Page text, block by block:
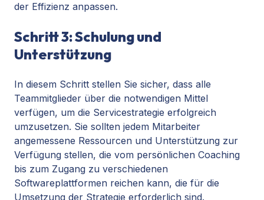
der Effizienz anpassen.
Schritt 3: Schulung und
Unterstützung
In diesem Schritt stellen Sie sicher, dass alle
Teammitglieder über die notwendigen Mittel
verfügen, um die Servicestrategie erfolgreich
umzusetzen. Sie sollten jedem Mitarbeiter
angemessene Ressourcen und Unterstützung zur
Verfügung stellen, die vom persönlichen Coaching
bis zum Zugang zu verschiedenen
Softwareplattformen reichen kann, die für die
Umsetzung der Strategie erforderlich sind.